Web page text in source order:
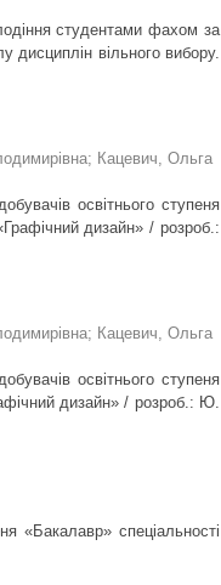
студентами фахом за
дисциплін вільного вибору.
; Кацевич, Ольга
освітнього ступеня
дизайн» / розроб.:
; Кацевич, Ольга
освітнього ступеня
дизайн» / розроб.: Ю.
«Бакалавр» спеціальності